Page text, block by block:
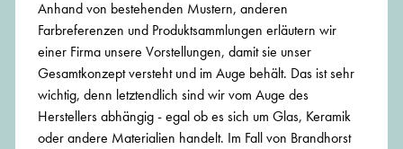
Anhand von bestehenden Mustern, anderen
Farbreferenzen und Produktsammlungen erläutern wir
einer Firma unsere Vorstellungen, damit sie unser
Gesamtkonzept versteht und im Auge behält. Das ist sehr
wichtig, denn letztendlich sind wir vom Auge des
Herstellers abhängig - egal ob es sich um Glas, Keramik
oder andere Materialien handelt. Im Fall von Brandhorst